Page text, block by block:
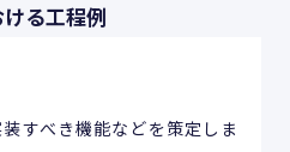
る工程例
すべき機能などを策定しま